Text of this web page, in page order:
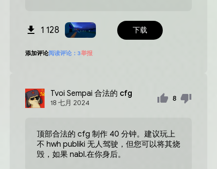
1 128 下载
添加评论阅读评论： 3举报
Tvoi Sempai 合法的 cfg
18 七月 2024
8
顶部合法的 cfg 制作 40 分钟。建议玩上
不 hwh publiki 无人驾驶，但您可以将其烧
毁，如果 nabl.在你身后。